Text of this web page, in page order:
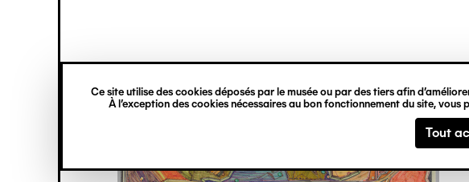
Ce site utilise des cookies déposés par le musée ou par des tiers afin
À l’exception des cookies nécessaires au bon fonctionnement du site,
Tout
principal
verticale